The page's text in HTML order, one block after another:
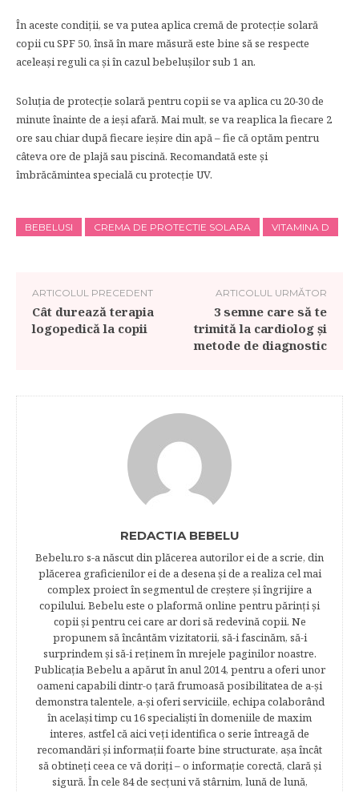
În aceste condiții, se va putea aplica cremă de protecție solară
copii cu SPF 50, însă în mare măsură este bine să se respecte
aceleași reguli ca și în cazul bebelușilor sub 1 an.
Soluția de protecție solară pentru copii se va aplica cu 20-30 de
minute înainte de a ieși afară. Mai mult, se va reaplica la fiecare 2
ore sau chiar după fiecare ieșire din apă – fie că optăm pentru
câteva ore de plajă sau piscină. Recomandată este și
îmbrăcămintea specială cu protecție UV.
BEBELUSI CREMA DE PROTECTIE SOLARA VITAMINA D
ARTICOLUL PRECEDENT
Cât durează terapia
logopedică la copii
ARTICOLUL URMĂTOR
3 semne care să te
trimită la cardiolog și
metode de diagnostic
REDACTIA BEBELU
Bebelu.ro s-a născut din plăcerea autorilor ei de a scrie, din
plăcerea graficienilor ei de a desena şi de a realiza cel mai
complex proiect în segmentul de creştere şi îngrijire a
copilului. Bebelu este o plaformă online pentru părinţi şi
copii şi pentru cei care ar dori să redevină copii. Ne
propunem să încântăm vizitatorii, să-i fascinăm, să-i
surprindem şi să-i reţinem în mrejele paginilor noastre.​
Publicația Bebelu a apărut în anul 2014, pentru a oferi unor
oameni capabili dintr-o ţară frumoasă posibilitatea de a-şi
demonstra talentele, a-şi oferi serviciile, echipa colaborând
în acelaşi timp cu 16 specialişti în domeniile de maxim
interes, astfel că aici veţi identifica o serie întreagă de
recomandări şi informaţii foarte bine structurate, aşa încât
să obtineţi ceea ce vă doriţi – o informaţie corectă, clară şi
sigură. În cele 84 de secțuni vă stârnim, lună de lună,